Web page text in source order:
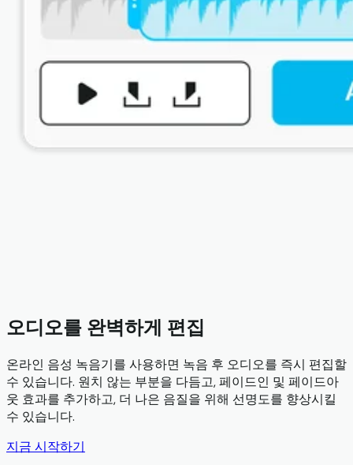
오디오를 완벽하게 편집
온라인 음성 녹음기를 사용하면 녹음 후 오디오를 즉시 편집할
수 있습니다. 원치 않는 부분을 다듬고, 페이드인 및 페이드아
웃 효과를 추가하고, 더 나은 음질을 위해 선명도를 향상시킬
수 있습니다.
지금 시작하기